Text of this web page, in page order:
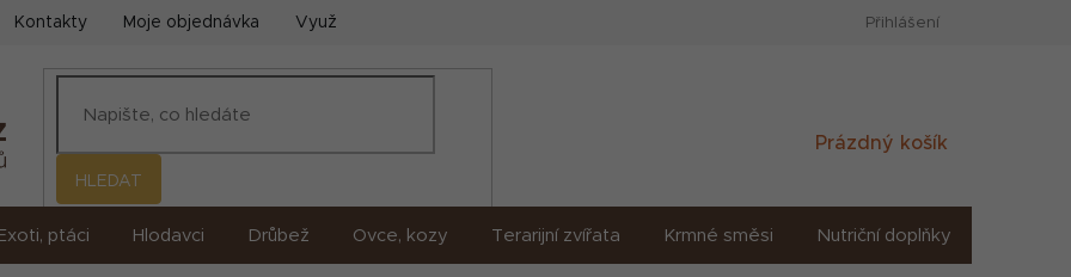
Kontakty Moje objednávka Využití umělé inteligence (AI) Přihlášení
HLEDAT
Nákupní
Prázdný košík
Exoti, ptáci Hlodavci Drůbež Ovce, kozy Terarijní zvířata Krmné směsi Nutriční doplňky